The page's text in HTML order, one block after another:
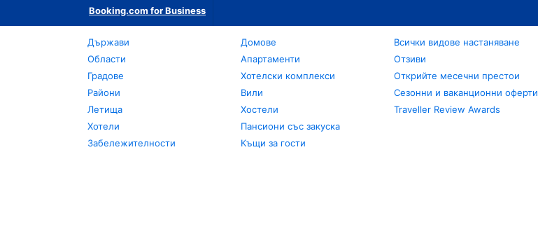
Booking.com for Business
Държави
Области
Градове
Райони
Летища
Хотели
Забележителности
Домове
Апартаменти
Хотелски комплекси
Вили
Хостели
Пансиони със закуска
Къщи за гости
Всички видове настаняване
Отзиви
Открийте месечни престои
Сезонни и ваканционни оферти
Traveller Review Awards